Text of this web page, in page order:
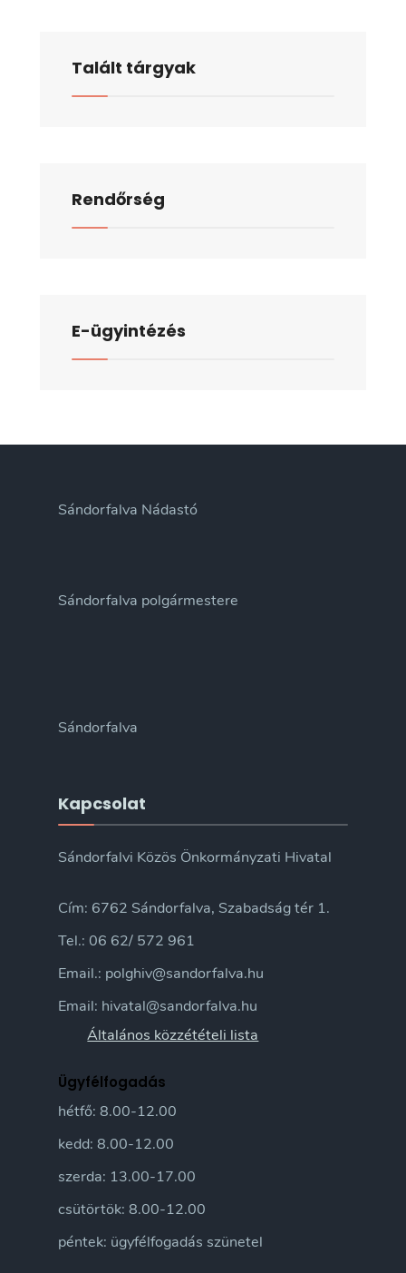
Talált tárgyak
Rendőrség
E-ügyintézés
Sándorfalva Nádastó
Sándorfalva polgármestere
Sándorfalva
Kapcsolat
Sándorfalvi Közös Önkormányzati Hivatal
Cím: 6762 Sándorfalva, Szabadság tér 1.
Tel.: 06 62/ 572 961
Email.: polghiv@sandorfalva.hu
Email: hivatal@sandorfalva.hu
Általános közzétételi lista
Ügyfélfogadás
hétfő: 8.00-12.00
kedd: 8.00-12.00
szerda: 13.00-17.00
csütörtök: 8.00-12.00
péntek: ügyfélfogadás szünetel